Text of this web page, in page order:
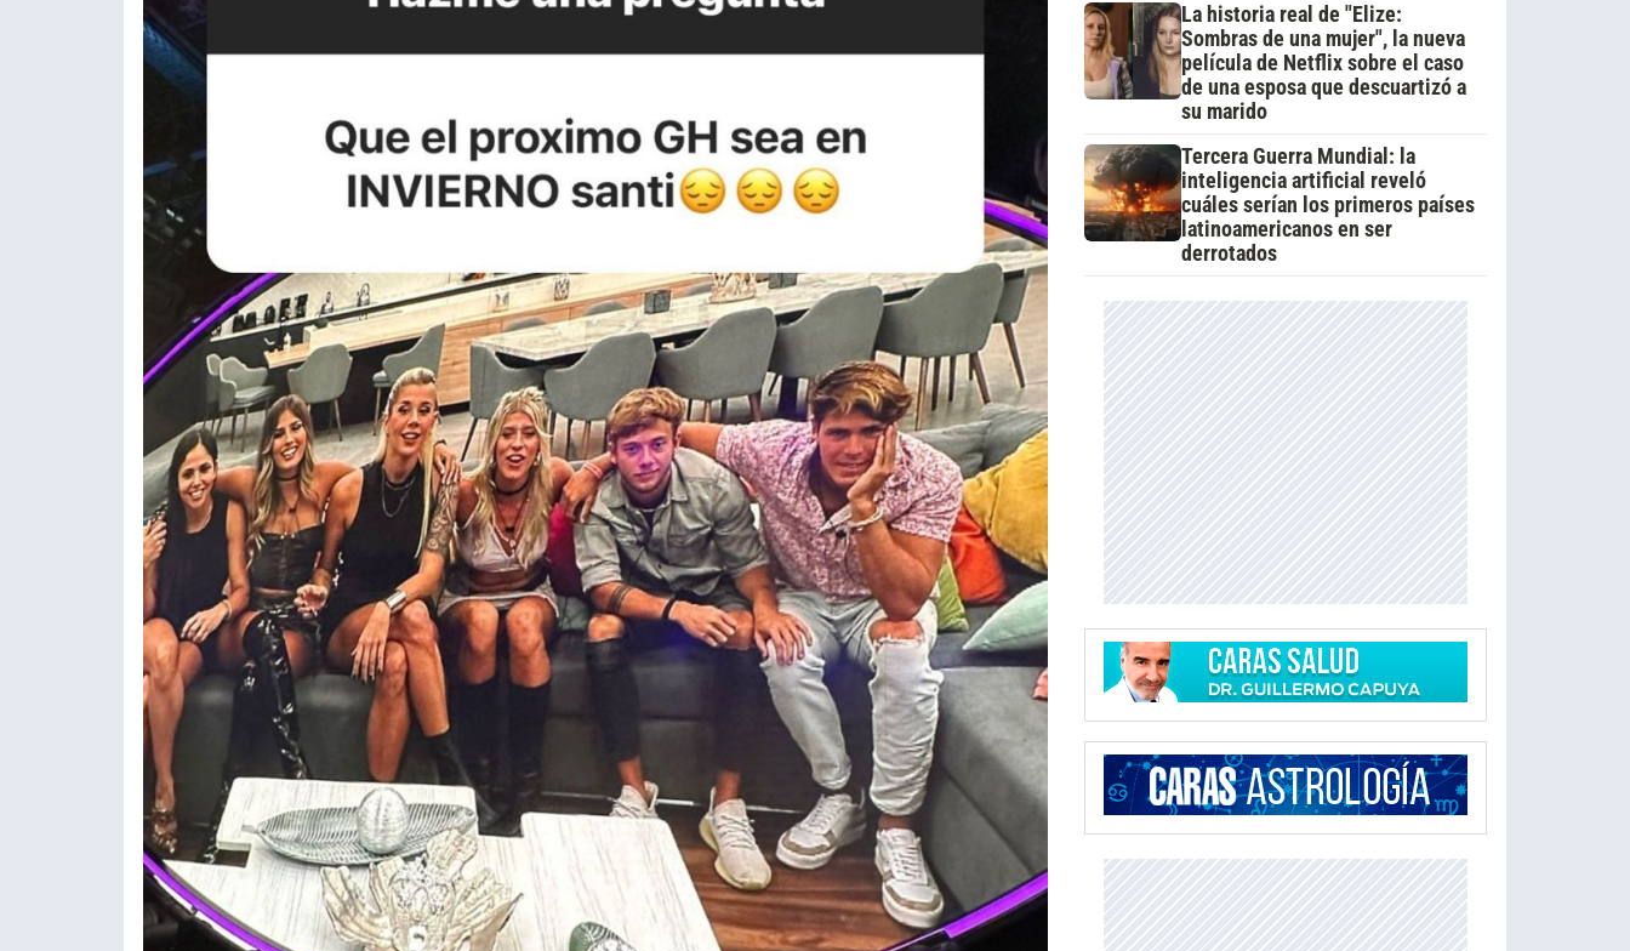
La historia real de "Elize:
Sombras de una mujer", la nueva
película de Netflix sobre el caso
de una esposa que descuartizó a
su marido
Tercera Guerra Mundial: la
inteligencia artificial reveló
cuáles serían los primeros países
latinoamericanos en ser
derrotados